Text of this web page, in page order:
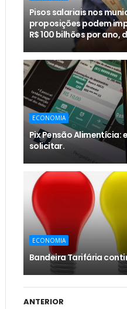
Pisos salariais nos
proposições podem
R$ 100 bilhões por ano,
ECONOMIA
Pix Pensão Alimentícia:
solicitar.
ECONOMIA
Bandeira Tarifária
ANTERIOR